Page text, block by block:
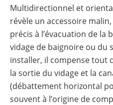
Multidirectionnel et
révèle un accessoire
précis à l’évacuation de la
vidage de baignoire ou du
installer, il compense tout
la sortie du vidage et la
(débattement horizontal
souvent à l’origine de